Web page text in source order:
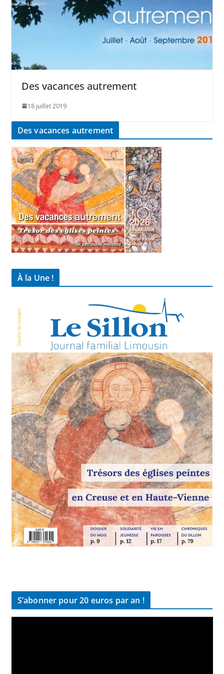
Des vacances autrement
18 juillet 2019
Des vacances autrement
À la Une !
S’abonner pour 20 euros par an !